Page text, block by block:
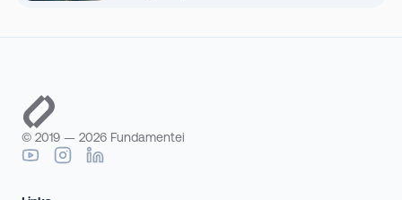
© 2019 — 2026 Fundamentei